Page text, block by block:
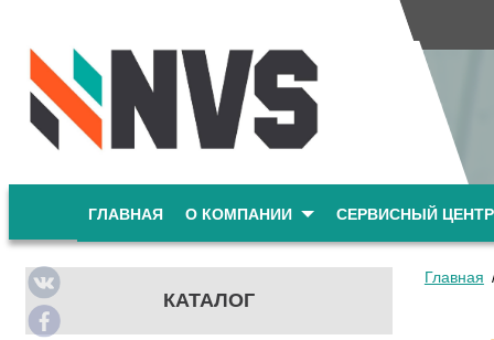
ГЛАВНАЯ О КОМПАНИИ СЕРВИСНЫЙ ЦЕНТР
КАТАЛОГ
Главная